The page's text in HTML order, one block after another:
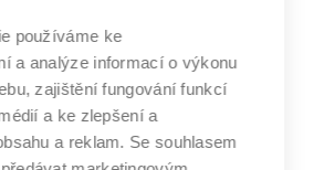
výzkumu
učení
technické
používáme ke
a analýze informací o výkonu
zajištění fungování funkcí
a ke zlepšení a
a reklam. Se souhlasem